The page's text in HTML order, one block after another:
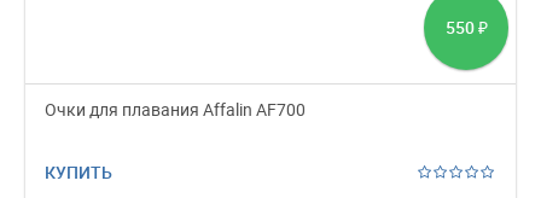
550 ₽
Очки для плавания Affalin AF700
КУПИТЬ